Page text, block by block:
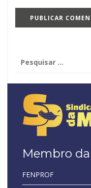
por:
Membro da
FENPROF